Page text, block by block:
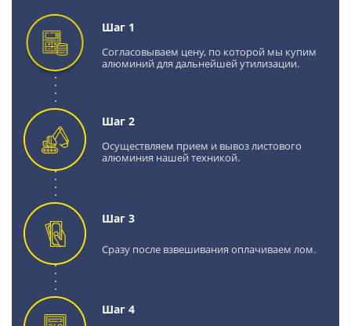
Шаг 1
Согласовываем цену, по которой мы купим
алюминий для дальнейшей утилизации.
Шаг 2
Осуществляем прием и вывоз листового
алюминия нашей техникой.
Шаг 3
Сразу после взвешивания оплачиваем лом.
Шаг 4